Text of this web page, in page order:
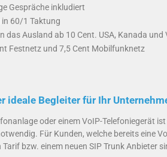
Gespräche inkludiert
60/1 Taktung
das Ausland ab 10 Cent. USA, Kanada
Festnetz und 7,5 Cent Mobilfunknetz
ideale Begleiter für Ihr
oder einem VoIP-Telefoniegerät
Für Kunden, welche bereits eine
bzw. einem neuen SIP Trunk Anbieter